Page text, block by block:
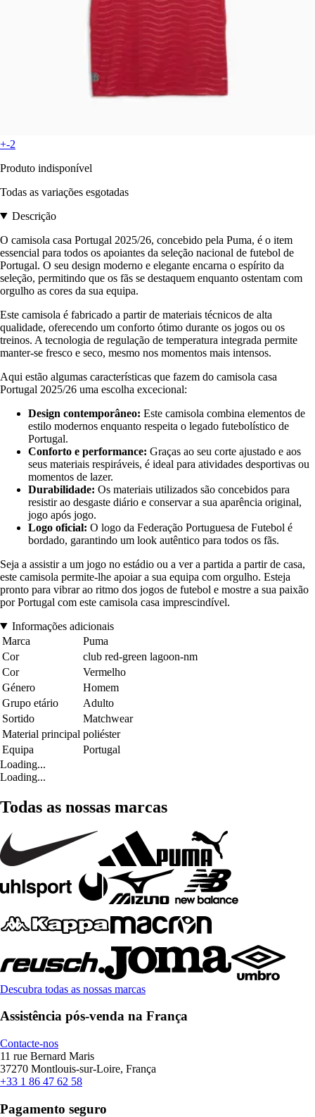
+-2
Produto indisponível
Todas as variações esgotadas
Descrição
O camisola casa Portugal 2025/26, concebido pela Puma, é o item
essencial para todos os apoiantes da seleção nacional de futebol de
Portugal. O seu design moderno e elegante encarna o espírito da
seleção, permitindo que os fãs se destaquem enquanto ostentam com
orgulho as cores da sua equipa.
Este camisola é fabricado a partir de materiais técnicos de alta
qualidade, oferecendo um conforto ótimo durante os jogos ou os
treinos. A tecnologia de regulação de temperatura integrada permite
manter-se fresco e seco, mesmo nos momentos mais intensos.
Aqui estão algumas características que fazem do camisola casa
Portugal 2025/26 uma escolha excecional:
Design contemporâneo: Este camisola combina elementos de
estilo modernos enquanto respeita o legado futebolístico de
Portugal.
Conforto e performance: Graças ao seu corte ajustado e aos
seus materiais respiráveis, é ideal para atividades desportivas ou
momentos de lazer.
Durabilidade: Os materiais utilizados são concebidos para
resistir ao desgaste diário e conservar a sua aparência original,
jogo após jogo.
Logo oficial: O logo da Federação Portuguesa de Futebol é
bordado, garantindo um look autêntico para todos os fãs.
Seja a assistir a um jogo no estádio ou a ver a partida a partir de casa,
este camisola permite-lhe apoiar a sua equipa com orgulho. Esteja
pronto para vibrar ao ritmo dos jogos de futebol e mostre a sua paixão
por Portugal com este camisola casa imprescindível.
Informações adicionais
Marca
Puma
Cor
club red-green lagoon-nm
Cor
Vermelho
Género
Homem
Grupo etário
Adulto
Sortido
Matchwear
Material principal poliéster
Equipa
Portugal
Loading...
Loading...
Todas as nossas marcas
Descubra todas as nossas marcas
Assistência pós-venda na França
Contacte-nos
11 rue Bernard Maris
37270 Montlouis-sur-Loire, França
+33 1 86 47 62 58
Pagamento seguro